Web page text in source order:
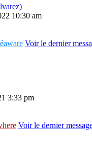
10:30 am
Voir le dernier
3:33 pm
Voir le dernier